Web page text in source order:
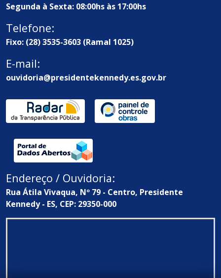
Segunda à Sexta: 08:00hs às 17:00hs
Telefone:
Fixo: (28) 3535-3603 (Ramal 1025)
E-mail:
ouvidoria@presidentekennedy.es.gov.br
Endereço / Ouvidoria:
Rua Átila Vivaqua, Nº 79 - Centro, Presidente
Kennedy - ES, CEP: 29350-000